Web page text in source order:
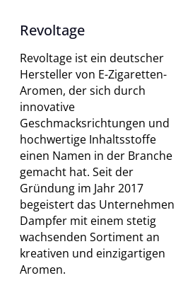
Revoltage
Revoltage ist ein deutscher
Hersteller von E-Zigaretten-
Aromen, der sich durch
innovative
Geschmacksrichtungen und
hochwertige Inhaltsstoffe
einen Namen in der Branche
gemacht hat. Seit der
Gründung im Jahr 2017
begeistert das Unternehmen
Dampfer mit einem stetig
wachsenden Sortiment an
kreativen und einzigartigen
Aromen.